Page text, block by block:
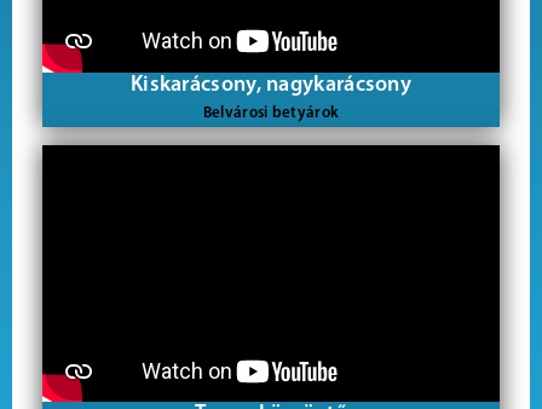
Kiskarácsony, nagykarácsony
Belvárosi betyárok